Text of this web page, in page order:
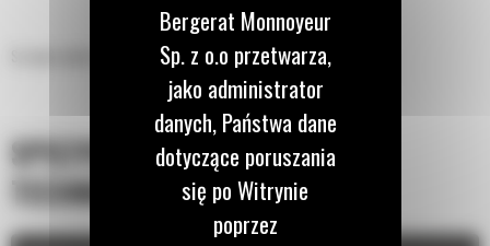
Szczęka wyburzeniowa MP324
SPECYFIKACJA
TECHNICZNA
Bergerat Monnoyeur
Sp. z o.o przetwarza,
jako administrator
danych, Państwa dane
dotyczące poruszania
się po Witrynie
poprzez